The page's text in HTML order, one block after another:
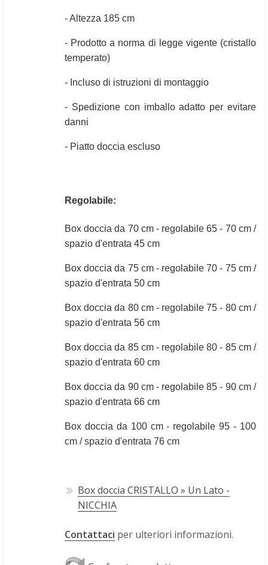
- Altezza 185 cm
- Prodotto a norma di legge vigente (cristallo
temperato)
- Incluso di istruzioni di montaggio
- Spedizione con imballo adatto per evitare
danni
- Piatto doccia escluso
Regolabile:
Box doccia da 70 cm - regolabile 65 - 70 cm /
spazio d'entrata 45 cm
Box doccia da 75 cm - regolabile 70 - 75 cm /
spazio d'entrata 50 cm
Box doccia da 80 cm - regolabile 75 - 80 cm /
spazio d'entrata 56 cm
Box doccia da 85 cm - regolabile 80 - 85 cm /
spazio d'entrata 60 cm
Box doccia da 90 cm - regolabile 85 - 90 cm /
spazio d'entrata 66 cm
Box doccia da 100 cm - regolabile 95 - 100
cm / spazio d'entrata 76 cm
Box doccia CRISTALLO » Un Lato -
NICCHIA
Contattaci per ulteriori informazioni.